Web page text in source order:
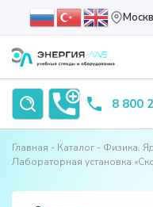
8 800
Главная Каталог Физика.
Лабораторная установка